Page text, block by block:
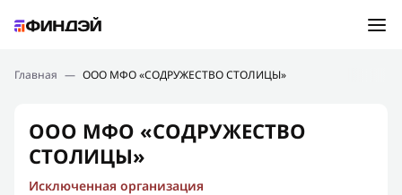
Подбор займа
Новости
Финансовое просвещение
Главная — ООО МФО «СОДРУЖЕСТВО СТОЛИЦЫ»
ООО МФО «СОДРУЖЕСТВО
СТОЛИЦЫ»
Исключенная организация
Ошибка:Контактная форма не найдена.
Спасибо, что написали нам
Мы свяжемся с Вами в ближайшее время и сообщим
результат
Отправить новый запрос